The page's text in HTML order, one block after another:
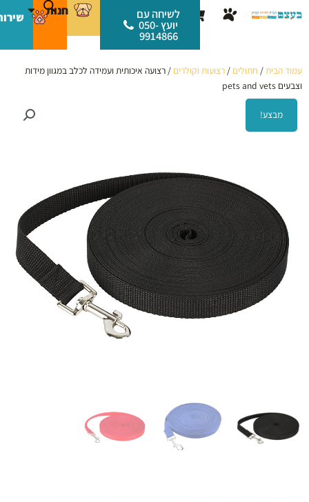
לתוכן
עגלת
קניות
לשיחה עם
יועץ 050-
9914866
חנות
עמוד הבית/ חתולים / רצועות וקולרים / רצועה איכותית ועמידה לכלב במגוון מידות
וצבעים pets and vets
מבצע!